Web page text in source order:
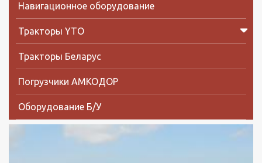
Навигационное оборудование
Тракторы YTO
Тракторы Беларус
Погрузчики АМКОДОР
Оборудование Б/У